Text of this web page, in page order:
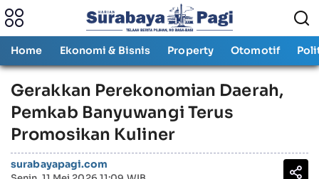
Home Ekonomi & Bisnis Property Otomotif
Gerakkan Perekonomian Daerah,
Pemkab Banyuwangi Terus
Promosikan Kuliner
surabayapagi.com